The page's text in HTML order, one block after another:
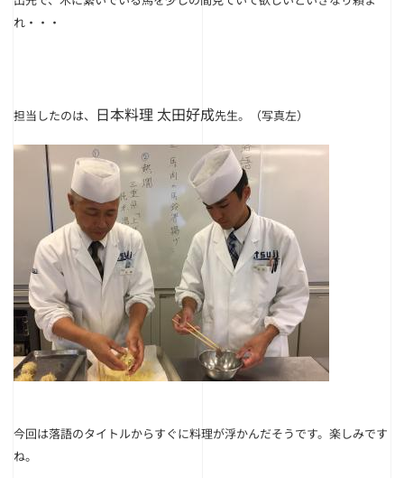
れ・・・
担当したのは、 日本料理 太田好成先生。（写真左）
今回は落語のタイトルからすぐに料理が浮かんだそうです。楽しみです
ね。